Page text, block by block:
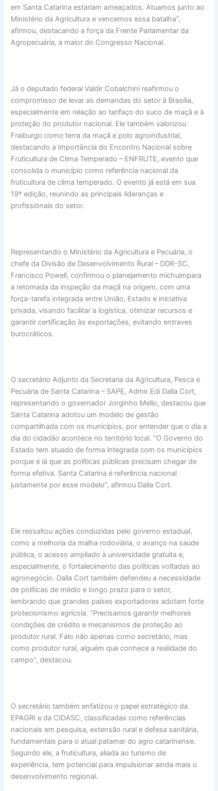
em Santa Catarina estariam ameaçados. Atuamos junto ao
Ministério da Agricultura e vencemos essa batalha”,
afirmou, destacando a força da Frente Parlamentar da
Agropecuária, a maior do Congresso Nacional.
Já o deputado federal Valdir Cobalchini reafirmou o
compromisso de levar as demandas do setor à Brasília,
especialmente em relação ao tarifaço do suco de maçã e à
proteção do produtor nacional. Ele também valorizou
Fraiburgo como terra da maçã e polo agroindustrial,
destacando a importância do Encontro Nacional sobre
Fruticultura de Clima Temperado – ENFRUTE, evento que
consolida o município como referência nacional da
fruticultura de clima temperado. O evento já está em sua
19ª edição, reunindo as principais lideranças e
profissionais do setor.
Representando o Ministério da Agricultura e Pecuária, o
chefe da Divisão de Desenvolvimento Rural – DDR-SC,
Francisco Powell, confirmou o planejamento michuimpara
a retomada da inspeção da maçã na origem, com uma
força-tarefa integrada entre União, Estado e iniciativa
privada, visando facilitar a logística, otimizar recursos e
garantir certificação às exportações, evitando entraves
burocráticos.
O secretário Adjunto da Secretaria da Agricultura, Pesca e
Pecuária de Santa Catarina – SAPE, Admir Edi Dalla Cort,
representando o governador Jorginho Mello, destacou que
Santa Catarina adotou um modelo de gestão
compartilhada com os municípios, por entender que o dia a
dia do cidadão acontece no território local. “O Governo do
Estado tem atuado de forma integrada com os municípios
porque é lá que as políticas públicas precisam chegar de
forma efetiva. Santa Catarina é referência nacional
justamente por esse modelo”, afirmou Dalla Cort.
Ele ressaltou ações conduzidas pelo governo estadual,
como a melhoria da malha rodoviária, o avanço na saúde
pública, o acesso ampliado à universidade gratuita e,
especialmente, o fortalecimento das políticas voltadas ao
agronegócio. Dalla Cort também defendeu a necessidade
de políticas de médio e longo prazo para o setor,
lembrando que grandes países exportadores adotam forte
protecionismo agrícola. “Precisamos garantir melhores
condições de crédito e mecanismos de proteção ao
produtor rural. Falo não apenas como secretário, mas
como produtor rural, alguém que conhece a realidade do
campo”, destacou.
O secretário também enfatizou o papel estratégico da
EPAGRI e da CIDASC, classificadas como referências
nacionais em pesquisa, extensão rural e defesa sanitária,
fundamentais para o atual patamar do agro catarinense.
Segundo ele, a fruticultura, aliada ao turismo de
experiência, tem potencial para impulsionar ainda mais o
desenvolvimento regional.